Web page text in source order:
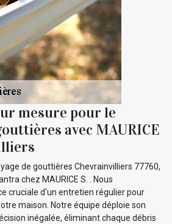
mesure pour le
avec MAURICE
de gouttières Chevrainvilliers 77760,
chez MAURICE S. . Nous
cruciale d'un entretien régulier pour
maison. Notre équipe déploie son
inégalée, éliminant chaque débris